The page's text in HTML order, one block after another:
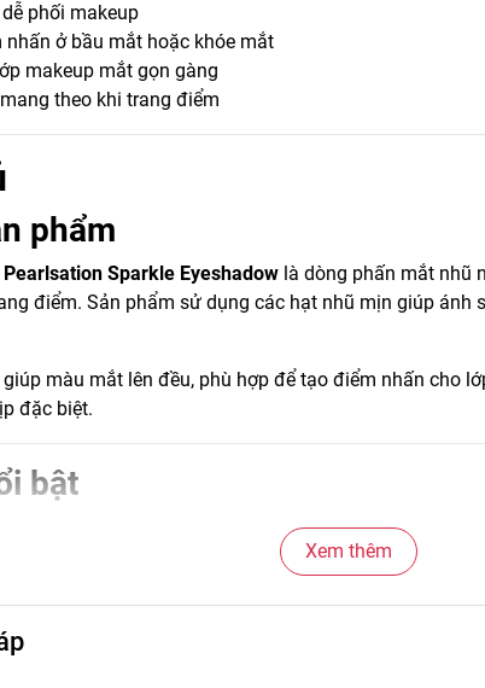
phối makeup
nhấn ở bầu mắt hoặc khóe mắt
makeup mắt gọn gàng
theo khi trang điểm
phẩm
Pearlsation Sparkle Eyeshadow là dòng phấn mắt nhũ
điểm. Sản phẩm sử dụng các hạt nhũ mịn giúp ánh
màu mắt lên đều, phù hợp để tạo điểm nhấn cho
đặc biệt.
bật
makeup.
Xem thêm